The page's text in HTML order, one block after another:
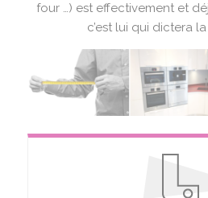
four …) est effectivement et
c’est lui qui dictera